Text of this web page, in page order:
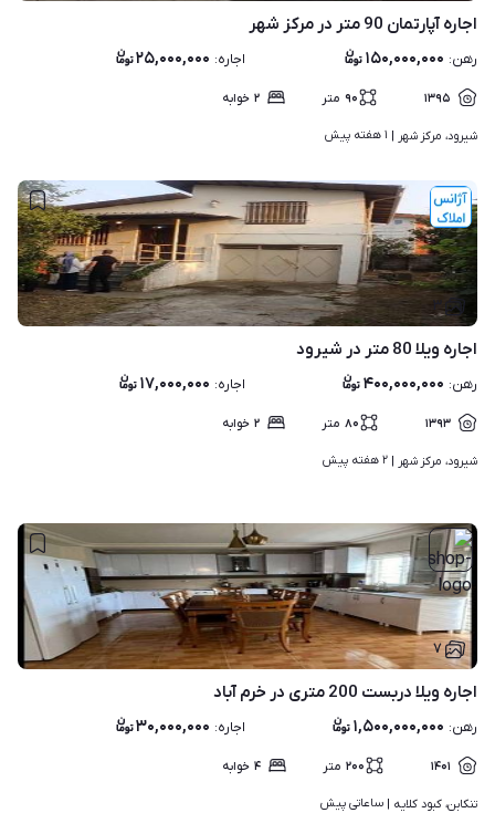
اجاره آپارتمان 90 متر در مرکز شهر
رهن: ۱۵۰,۰۰۰,۰۰۰ اجاره: ۲۵,۰۰۰,۰۰۰
۱۳۹۵ ۹۰ متر ۲ خوابه
شیرود، مرکز شهر | ۱ هفته پیش
۳
اجاره ویلا 80 متر در شیرود
رهن: ۴۰۰,۰۰۰,۰۰۰ اجاره: ۱۷,۰۰۰,۰۰۰
۱۳۹۳ ۸۰ متر ۲ خوابه
شیرود، مرکز شهر | ۲ هفته پیش
۷
اجاره ویلا دربست 200 متری در خرم آباد
رهن: ۱,۵۰۰,۰۰۰,۰۰۰ اجاره: ۳۰,۰۰۰,۰۰۰
۱۴۰۱ ۲۰۰ متر ۴ خوابه
تنکابن، کبود کلایه | ساعاتی پیش